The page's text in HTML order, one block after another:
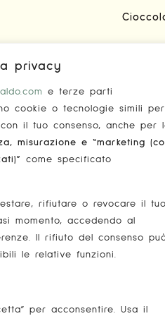
privacy
e terze parti
cookie o tecnologie simili per
il tuo consenso, anche per
misurazione e “marketing
come specificato
rifiutare o revocare il tuo
momento, accedendo al
Il rifiuto del consenso
le relative funzioni.
per acconsentire. Usa il